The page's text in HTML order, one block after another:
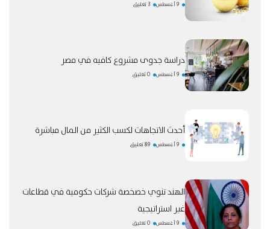
9 أغسطس 3 تعليق
دراسة جدوى مشروع كافيه في مصر
9 أغسطس 0 تعليق
أحدث الاتجاهات لكسب الكثير من المال مباشرة
9 أغسطس 89 تعليق
الهند تنوي خصخصة شركات حكومية في قطاعات
غير استراتيجية
9 أغسطس 0 تعليق